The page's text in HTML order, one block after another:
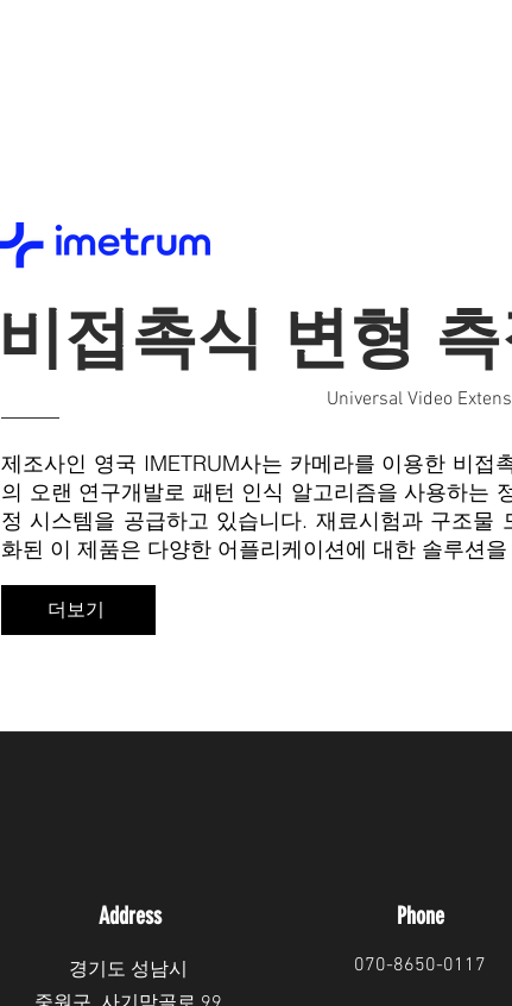
비접촉식 변형 측
Universal Video
제조사인 영국 IMETRUM사는 카메라를 이용한 비접
의 오랜 연구개발로 패턴 인식 알고리즘을 사용하는
정 시스템을 공급하고 있습니다. 재료시험과 구조물
화된 이 제품은 다양한 어플리케이션에 대한 솔루션
더보기
Address
경기도 성남시
Phone
070-8650-0117